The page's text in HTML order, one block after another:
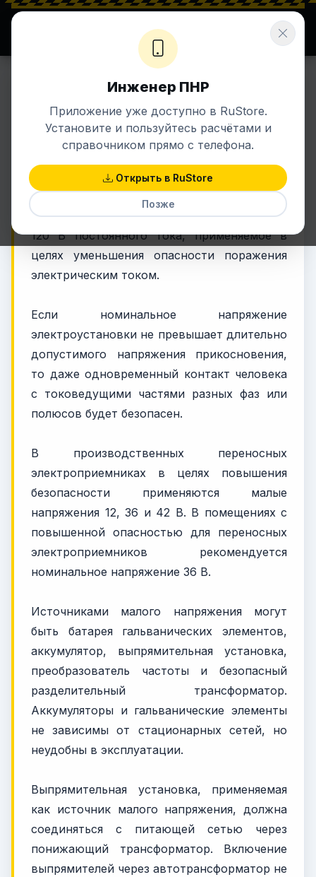
⚡ ENERGETIK.UZ
Инженер ПНР
Приложение уже доступно в RuStore.
Установите и пользуйтесь расчётами и
справочником прямо с телефона.
Открыть в RuStore
Позже
Сверхнизкое (малое)
напряжение
Сверхнизким (малым) называют
напряжение не более 50 В переменного и
120 В постоянного тока, применяемое в
целях уменьшения опасности поражения
электрическим током.
Если номинальное напряжение
электроустановки не превышает длительно
допустимого напряжения прикосновения,
то даже одновременный контакт человека
с токоведущими частями разных фаз или
полюсов будет безопасен.
В производственных переносных
электроприемниках в целях повышения
безопасности применяются малые
напряжения 12, 36 и 42 В. В помещениях с
повышенной опасностью для переносных
электроприемников рекомендуется
номинальное напряжение 36 В.
Источниками малого напряжения могут
быть батарея гальванических элементов,
аккумулятор, выпрямительная установка,
преобразователь частоты и безопасный
разделительный трансформатор.
Аккумуляторы и гальванические элементы
не зависимы от стационарных сетей, но
неудобны в эксплуатации.
Выпрямительная установка, применяемая
как источник малого напряжения, должна
соединяться с питающей сетью через
понижающий трансформатор. Включение
выпрямителей через автотрансформатор не